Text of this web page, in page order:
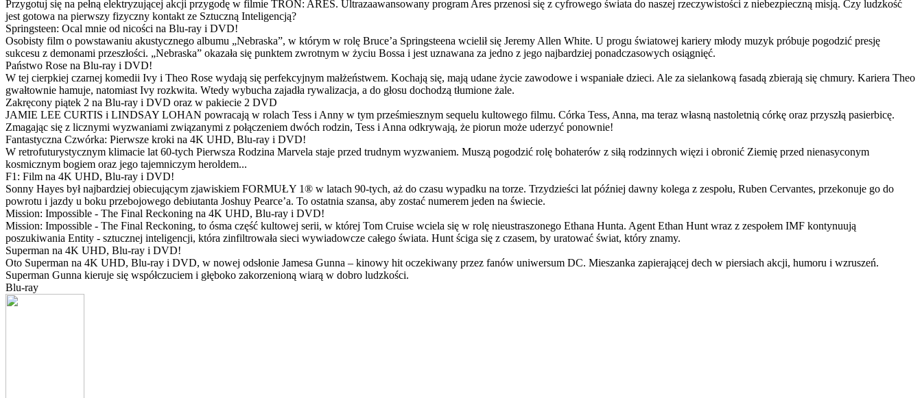
Przygotuj się na pełną elektryzującej akcji przygodę w filmie TRON: ARES. Ultrazaawansowany program Ares przenosi się z cyfrowego świata do naszej rzeczywistości z niebezpieczną misją. Czy ludzkość
jest gotowa na pierwszy fizyczny kontakt ze Sztuczną Inteligencją?
Springsteen: Ocal mnie od nicości na Blu-ray i DVD!
Osobisty film o powstawaniu akustycznego albumu „Nebraska”, w którym w rolę Bruce’a Springsteena wcielił się Jeremy Allen White. U progu światowej kariery młody muzyk próbuje pogodzić presję
sukcesu z demonami przeszłości. „Nebraska” okazała się punktem zwrotnym w życiu Bossa i jest uznawana za jedno z jego najbardziej ponadczasowych osiągnięć.
Państwo Rose na Blu-ray i DVD!
W tej cierpkiej czarnej komedii Ivy i Theo Rose wydają się perfekcyjnym małżeństwem. Kochają się, mają udane życie zawodowe i wspaniałe dzieci. Ale za sielankową fasadą zbierają się chmury. Kariera Theo
gwałtownie hamuje, natomiast Ivy rozkwita. Wtedy wybucha zajadła rywalizacja, a do głosu dochodzą tłumione żale.
Zakręcony piątek 2 na Blu-ray i DVD oraz w pakiecie 2 DVD
JAMIE LEE CURTIS i LINDSAY LOHAN powracają w rolach Tess i Anny w tym prześmiesznym sequelu kultowego filmu. Córka Tess, Anna, ma teraz własną nastoletnią córkę oraz przyszłą pasierbicę.
Zmagając się z licznymi wyzwaniami związanymi z połączeniem dwóch rodzin, Tess i Anna odkrywają, że piorun może uderzyć ponownie!
Fantastyczna Czwórka: Pierwsze kroki na 4K UHD, Blu-ray i DVD!
W retrofuturystycznym klimacie lat 60-tych Pierwsza Rodzina Marvela staje przed trudnym wyzwaniem. Muszą pogodzić rolę bohaterów z siłą rodzinnych więzi i obronić Ziemię przed nienasyconym
kosmicznym bogiem oraz jego tajemniczym heroldem...
F1: Film na 4K UHD, Blu-ray i DVD!
Sonny Hayes był najbardziej obiecującym zjawiskiem FORMUŁY 1® w latach 90-tych, aż do czasu wypadku na torze. Trzydzieści lat później dawny kolega z zespołu, Ruben Cervantes, przekonuje go do
powrotu i jazdy u boku przebojowego debiutanta Joshuy Pearce’a. To ostatnia szansa, aby zostać numerem jeden na świecie.
Mission: Impossible - The Final Reckoning na 4K UHD, Blu-ray i DVD!
Mission: Impossible - The Final Reckoning, to ósma część kultowej serii, w której Tom Cruise wciela się w rolę nieustraszonego Ethana Hunta. Agent Ethan Hunt wraz z zespołem IMF kontynuują
poszukiwania Entity - sztucznej inteligencji, która zinfiltrowała sieci wywiadowcze całego świata. Hunt ściga się z czasem, by uratować świat, który znamy.
Superman na 4K UHD, Blu-ray i DVD!
Oto Superman na 4K UHD, Blu-ray i DVD, w nowej odsłonie Jamesa Gunna – kinowy hit oczekiwany przez fanów uniwersum DC. Mieszanka zapierającej dech w piersiach akcji, humoru i wzruszeń.
Superman Gunna kieruje się współczuciem i głęboko zakorzenioną wiarą w dobro ludzkości.
Blu-ray